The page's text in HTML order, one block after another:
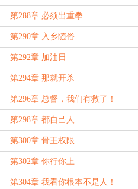
第288章 必须出重拳
第290章 入乡随俗
第292章 加油日
第294章 那就开杀
第296章 总督，我们有救了！
第298章 都自己人
第300章 骨王权限
第302章 你行你上
第304章 我看你根本不是人！